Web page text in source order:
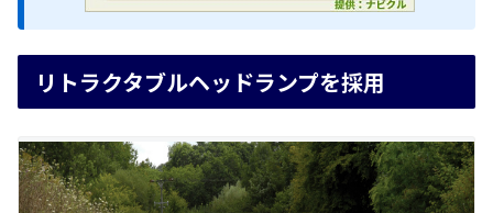
リトラクタブルヘッドランプを採用